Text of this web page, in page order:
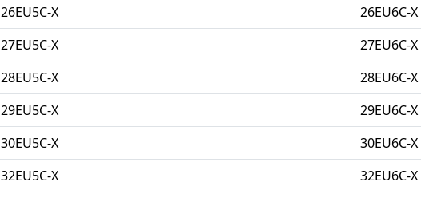
26EU5C-X
26EU6C-X
27EU5C-X
27EU6C-X
28EU5C-X
28EU6C-X
29EU5C-X
29EU6C-X
30EU5C-X
30EU6C-X
32EU5C-X
32EU6C-X